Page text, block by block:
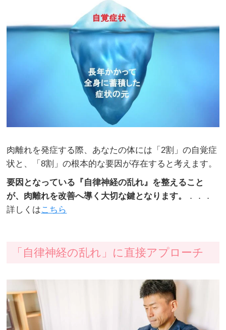
肉離れを発症する際、あなたの体には「2割」の自覚症
状と、「8割」の根本的な要因が存在すると考えます。
要因となっている『自律神経の乱れ』を整えること
が、肉離れを改善へ導く大切な鍵となります。
．．．
詳しくはこちら
「自律神経の乱れ」に直接アプローチ